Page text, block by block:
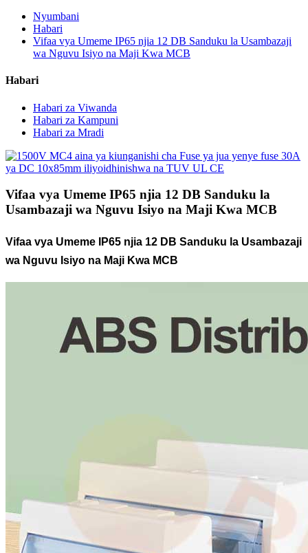
Nyumbani
Habari
Vifaa vya Umeme IP65 njia 12 DB Sanduku la Usambazaji
wa Nguvu Isiyo na Maji Kwa MCB
Habari
Habari za Viwanda
Habari za Kampuni
Habari za Mradi
Vifaa vya Umeme IP65 njia 12 DB Sanduku la
Usambazaji wa Nguvu Isiyo na Maji Kwa MCB
Vifaa vya Umeme IP65 njia 12 DB Sanduku la Usambazaji
wa Nguvu Isiyo na Maji Kwa MCB